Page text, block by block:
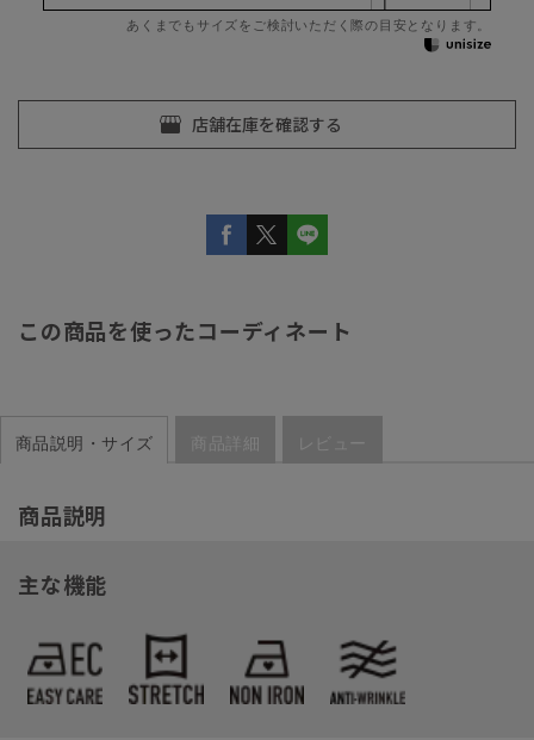
あくまでもサイズをご検討いただく際の目安となります。
この商品を使ったコーディネート
商品説明・サイズ 商品詳細 レビュー
商品説明
主な機能